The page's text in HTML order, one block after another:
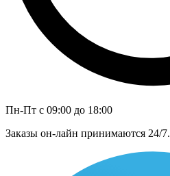
Пн-Пт с 09:00 до 18:00
Заказы он-лайн принимаются 24/7.